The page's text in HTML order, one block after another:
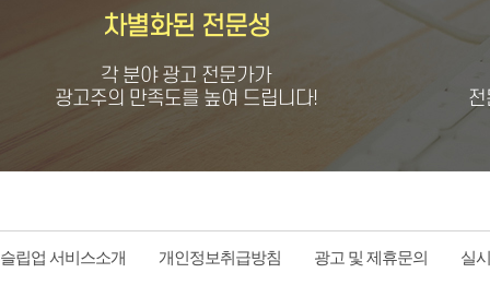
차별화된 전문성
각 분야 광고 전문가가
광고주의 만족도를 높여 드립니다!
슬립업 서비스소개 개인정보취급방침 광고 및 제휴문의 실